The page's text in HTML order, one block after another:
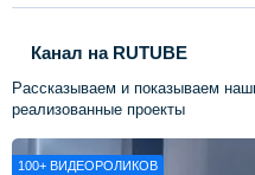
Канал на RUTUBE
Рассказываем и показываем
реализованные проекты
100+ ВИДЕОРОЛИКОВ